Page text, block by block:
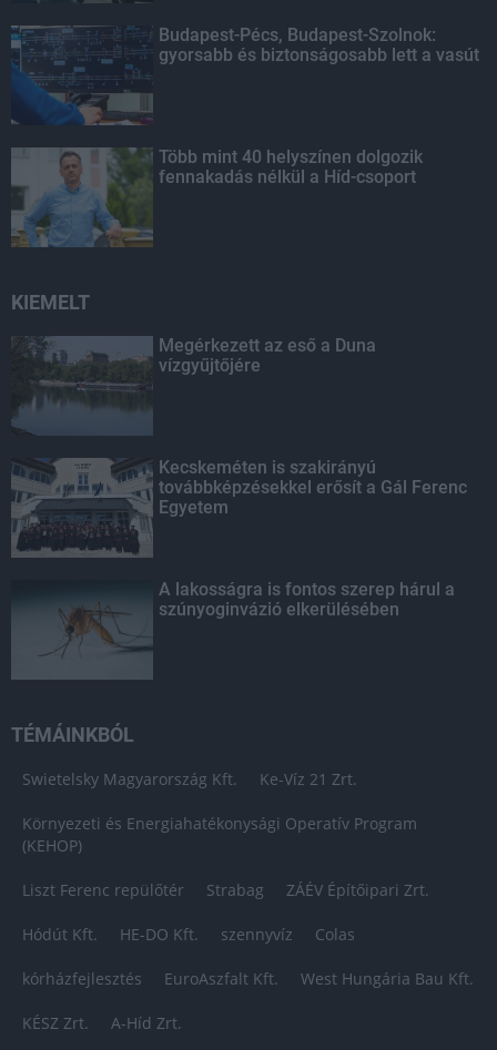
Budapest-Pécs, Budapest-Szolnok:
gyorsabb és biztonságosabb lett a vasút
Több mint 40 helyszínen dolgozik
fennakadás nélkül a Híd-csoport
KIEMELT
Megérkezett az eső a Duna
vízgyűjtőjére
Kecskeméten is szakirányú
továbbképzésekkel erősít a Gál Ferenc
Egyetem
A lakosságra is fontos szerep hárul a
szúnyoginvázió elkerülésében
TÉMÁINKBÓL
Swietelsky Magyarország Kft. Ke-Víz 21 Zrt.
Környezeti és Energiahatékonysági Operatív Program
(KEHOP)
Liszt Ferenc repülőtér Strabag ZÁÉV Építőipari Zrt.
Hódút Kft. HE-DO Kft. szennyvíz Colas
kórházfejlesztés EuroAszfalt Kft. West Hungária Bau Kft.
KÉSZ Zrt. A-Híd Zrt.